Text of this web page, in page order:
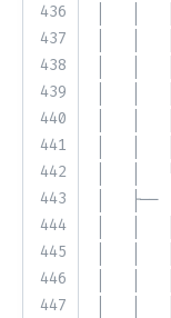
436
437
438
439
440
441
442
443
444
445
446
447
│   │
│   │
│   │
│   │
│   │
│   │
│   │
│   ├──
│   │
│   │
│   │
│   │